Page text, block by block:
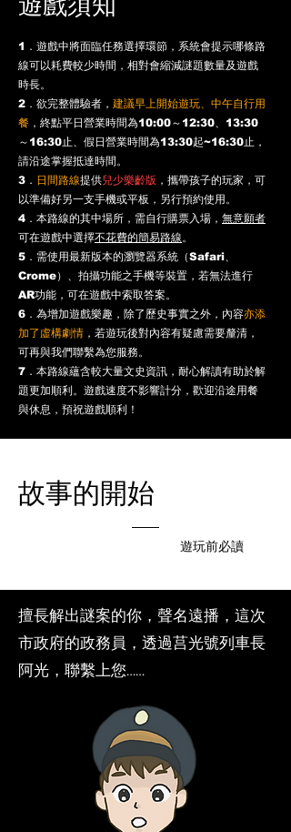
遊戲須知
1．遊戲中將面臨任務選擇環節，系統會提示哪條路
線可以耗費較少時間，相對會縮減謎題數量及遊戲
時長。
2．欲完整體驗者， 建議早上開始遊玩、中午自行用
餐 ，終點平日營業時間為10:00～12:30、13:30
～16:30止、假日營業時間為13:30起~16:30止，
請沿途掌握抵達時間。
3． 日間路線提供兒少樂齡版 ，攜帶孩子的玩家，可
以準備好另一支手機或平板，另行預約使用。
4．本路線的其中場所，需自行購票入場， 無意願者
可在遊戲中選擇不花費的簡易路線。
5．需使用最新版本的瀏覽器系統（Safari、
Crome）、拍攝功能之手機等裝置，若無法進行
AR功能，可在遊戲中索取答案。
6．為增加遊戲樂趣，除了歷史事實之外，內容亦添
加了虛構劇情 ，若遊玩後對內容有疑慮需要釐清，
可再與我們聯繫為您服務。
​7．本路線蘊含較大量文史資訊，耐心解讀有助於解
題更加順利。遊戲速度不影響計分，歡迎沿途用餐
與休息，預祝遊戲順利！
故事的開始
遊玩前必讀
擅長解出謎案的你，聲名遠播，這次
市政府的政務員，透過莒光號列車長
阿光，聯繫上您……